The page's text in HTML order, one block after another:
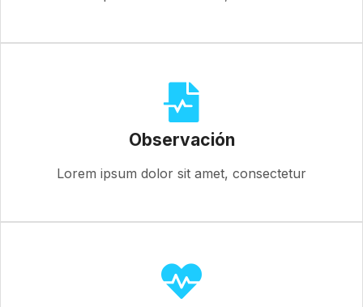
Observación
Lorem ipsum dolor sit amet, consectetur